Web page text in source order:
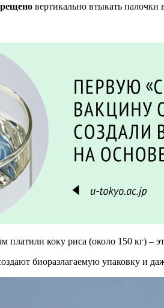
вертикально втыкать палочки
платили коку риса (около 150 кг) –
биоразлагаемую упаковку и